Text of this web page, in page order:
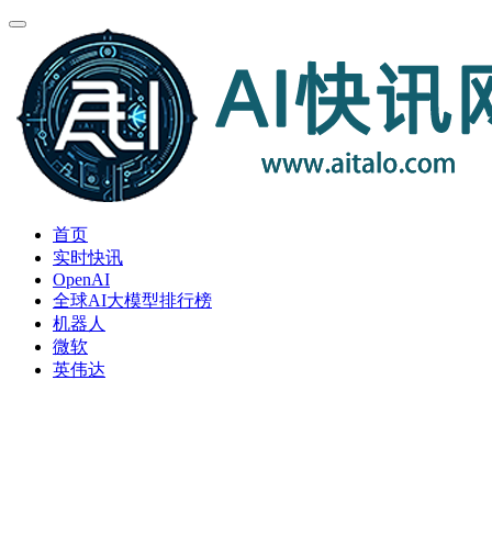
首页
实时快讯
OpenAI
全球AI大模型排行榜
机器人
微软
英伟达